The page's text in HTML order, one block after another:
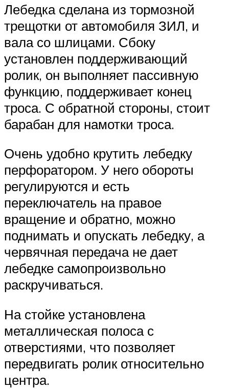
Лебедка сделана из тормозной
трещотки от автомобиля ЗИЛ, и
вала со шлицами. Сбоку
установлен поддерживающий
ролик, он выполняет пассивную
функцию, поддерживает конец
троса. С обратной стороны, стоит
барабан для намотки троса.
Очень удобно крутить лебедку
перфоратором. У него обороты
регулируются и есть
переключатель на правое
вращение и обратно, можно
поднимать и опускать лебедку, а
червячная передача не дает
лебедке самопроизвольно
раскручиваться.
На стойке установлена
металлическая полоса с
отверстиями, что позволяет
передвигать ролик относительно
центра.